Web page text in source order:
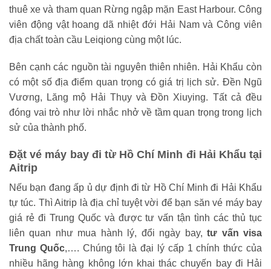
thuê xe và tham quan Rừng ngập mặn East Harbour. Công
viên động vật hoang dã nhiệt đới Hải Nam và Công viên
địa chất toàn cầu Leiqiong cùng một lúc.
Bên cạnh các nguồn tài nguyên thiên nhiên. Hải Khẩu còn
có một số địa điểm quan trọng có giá trị lịch sử. Đền Ngũ
Vương, Lăng mộ Hải Thụy và Đồn Xiuying. Tất cả đều
đóng vai trò như lời nhắc nhở về tầm quan trọng trong lịch
sử của thành phố.
Đặt vé máy bay đi từ Hồ Chí Minh đi Hải Khẩu tại
Aitrip
Nếu bạn đang ấp ủ dự định đi từ Hồ Chí Minh đi Hải Khẩu
tự túc. Thì Aitrip là địa chỉ tuyệt vời để bạn săn vé máy bay
giá rẻ đi Trung Quốc và được tư vấn tận tình các thủ tục
liên quan như mua hành lý, đổi ngày bay,tư vấn visa
Trung Quốc,…. Chúng tôi là đại lý cấp 1 chính thức của
nhiều hãng hàng không lớn khai thác chuyến bay đi Hải